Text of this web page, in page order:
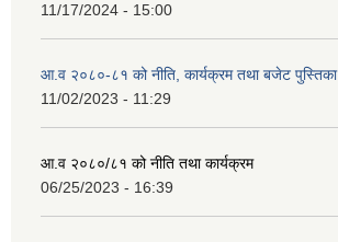
11/17/2024 - 15:00
आ.व २०८०-८१ को नीति, कार्यक्रम तथा बजेट पुस्तिका
11/02/2023 - 11:29
आ.व २०८०/८१ को नीति तथा कार्यक्रम
06/25/2023 - 16:39